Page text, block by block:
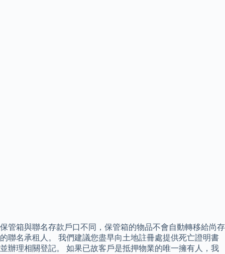
保管箱與聯名存款戶口不同，保管箱的物品不會自動轉移給尚存
的聯名承租人。 我們建議您盡早向土地註冊處提供死亡證明書
並辦理相關登記。 如果已故客戶是抵押物業的唯一擁有人，我